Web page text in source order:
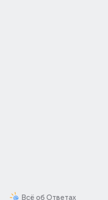
Всё об Ответах